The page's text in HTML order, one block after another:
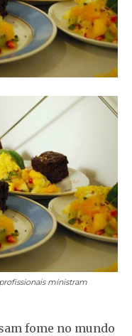
ministram
fome no mundo